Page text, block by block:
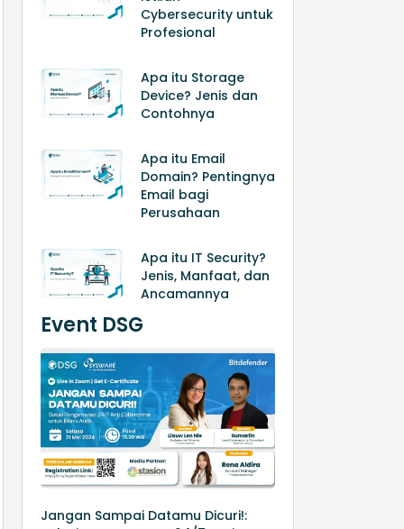
Cybersecurity untuk
Profesional
Apa itu Storage
Device? Jenis dan
Contohnya
Apa itu Email
Domain? Pentingnya
Email bagi
Perusahaan
Apa itu IT Security?
Jenis, Manfaat, dan
Ancamannya
Event DSG
Jangan Sampai Datamu Dicuri!: